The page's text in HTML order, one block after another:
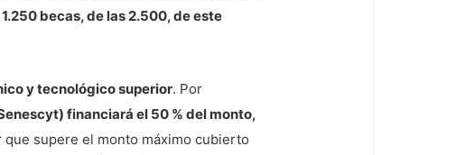
1.250 becas, de las 2.500, de este
y tecnológico superior. Por
financiará el 50 % del monto,
que supere el monto máximo cubierto